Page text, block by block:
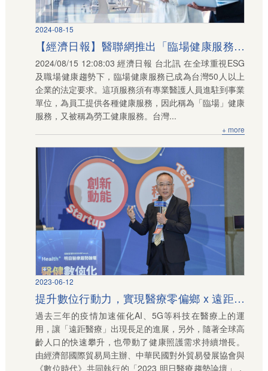
2024-08-15
【經濟日報】醫聯網推出「臨場健康服務」
為企業團體打造全方位服務
2024/08/15 12:08:03 經濟日報 台北訊 在全球重視ESG
及職場健康趨勢下，臨場健康服務已成為台灣50人以上
企業的法定要求。這項服務須有專業醫護人員進駐到事業
單位，為員工提供各種健康服務，因此稱為「臨場」健康
服務，又被稱為勞工健康服務。台灣...
+ more
2023-06-12
提升數位行動力，實現醫療零偏鄉 x 遠距零
時差
過去三年的疫情加速催化AI、5G等科技在醫療上的運
用，讓「遠距醫療」出現長足的進展，另外，隨著全球高
齡人口的快速攀升，也帶動了健康照護需求持續增長。
由經濟部國際貿易局主辦、中華民國對外貿易發展協會與
《數位時代》共同執行的「2023 明日醫療趨勢論壇」，